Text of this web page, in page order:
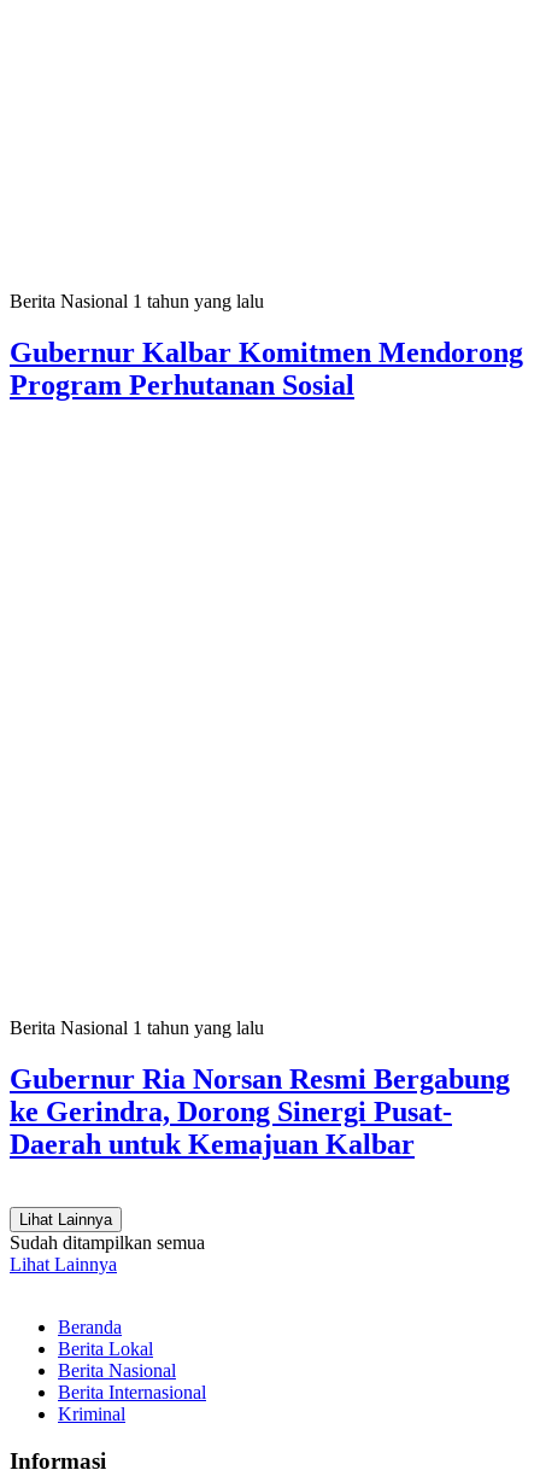
Berita Nasional 1 tahun yang lalu
Gubernur Kalbar Komitmen Mendorong
Program Perhutanan Sosial
Berita Nasional 1 tahun yang lalu
Gubernur Ria Norsan Resmi Bergabung
ke Gerindra, Dorong Sinergi Pusat-
Daerah untuk Kemajuan Kalbar
Lihat Lainnya
Sudah ditampilkan semua
Lihat Lainnya
Beranda
Berita Lokal
Berita Nasional
Berita Internasional
Kriminal
Informasi